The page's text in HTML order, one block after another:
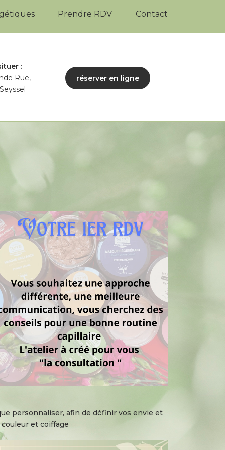
Prendre RDV Contact
:
Rue,
réserver en ligne
personnaliser, afin de définir vos envie et
et coiffage